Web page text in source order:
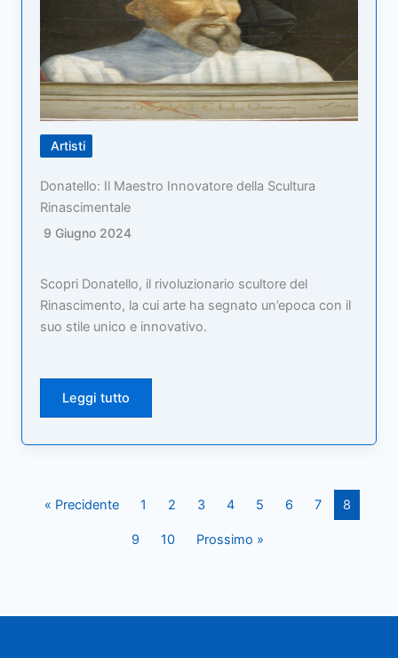
Artisti
Donatello: Il Maestro Innovatore della Scultura
Rinascimentale
9 Giugno 2024
Scopri Donatello, il rivoluzionario scultore del
Rinascimento, la cui arte ha segnato un’epoca con il
suo stile unico e innovativo.
Leggi tutto
« Precidente 1 2 3 4 5 6 7 8
9 10 Prossimo »